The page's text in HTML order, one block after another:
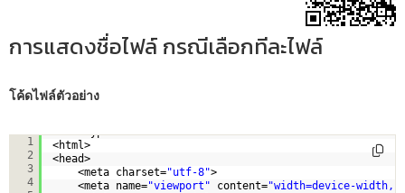
การแสดงชื่อไฟล์ กรณีเลือกทีละไฟล์
โค้ดไฟล์ตัวอย่าง
1
2
3
4
<html>
<head>
<meta charset="utf-8">
<meta name="viewport" content="width=device-